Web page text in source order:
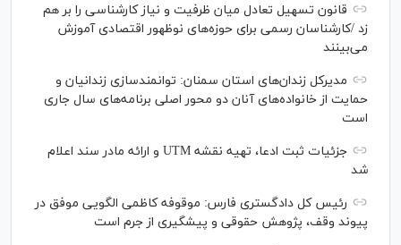
قانون تسهیل تعادل میان ظرفیت و نیاز کارشناسی را بر هم
زد /کارشناسان رسمی برای حوزه‌های نوظهور اقتصادی آموزش
می‌بینند
مدیرکل زندان‌های استان سمنان: توانمندسازی زندانیان و
حمایت از خانواده‌های آنان دو محور اصلی برنامه‌های سال جاری
است
جزئیات ثبت ادعا، تهیه نقشه UTM و ارائه مادر سند اعلام
شد
رئیس کل دادگستری فارس: موقوفه کاظمی الگویی موفق در
پیوند وقف، پژوهش حقوقی و پیشگیری از جرم است